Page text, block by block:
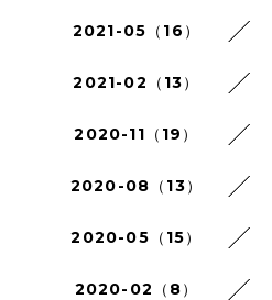
2021-05（16）
2021-02（13）
2020-11（19）
2020-08（13）
2020-05（15）
2020-02（8）